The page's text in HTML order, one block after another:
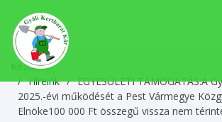
Kezdőlap
Híreink / EGYESÜLETI TÁMOGATÁS:A
2025.-évi működését a Pest Vármegye
Elnöke100 000 Ft összegű vissza nem